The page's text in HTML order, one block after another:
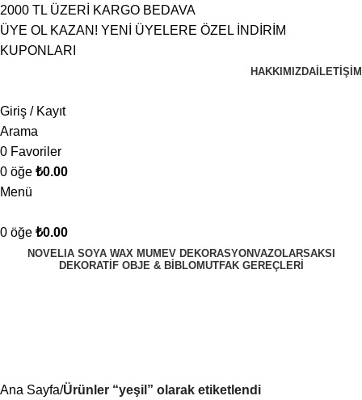
2000 TL ÜZERİ KARGO BEDAVA
ÜYE OL KAZAN! YENİ ÜYELERE ÖZEL İNDİRİM
KUPONLARI
HAKKIMIZDA İLETIŞIM
Giriş / Kayıt
Arama
0 Favoriler
0 öğe ₺0.00
Menü
0 öğe ₺0.00
NOVELIA SOYA WAX MUM EV DEKORASYONVAZOLARSAKSI
DEKORATİF OBJE & BİBLOMUTFAK GEREÇLERİ
Ana Sayfa Ürünler “yeşil” olarak etiketlendi